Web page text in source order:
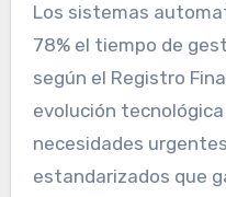
Los sistemas
78% el tiempo de
según el Registro
evolución
necesidades
estandarizados que